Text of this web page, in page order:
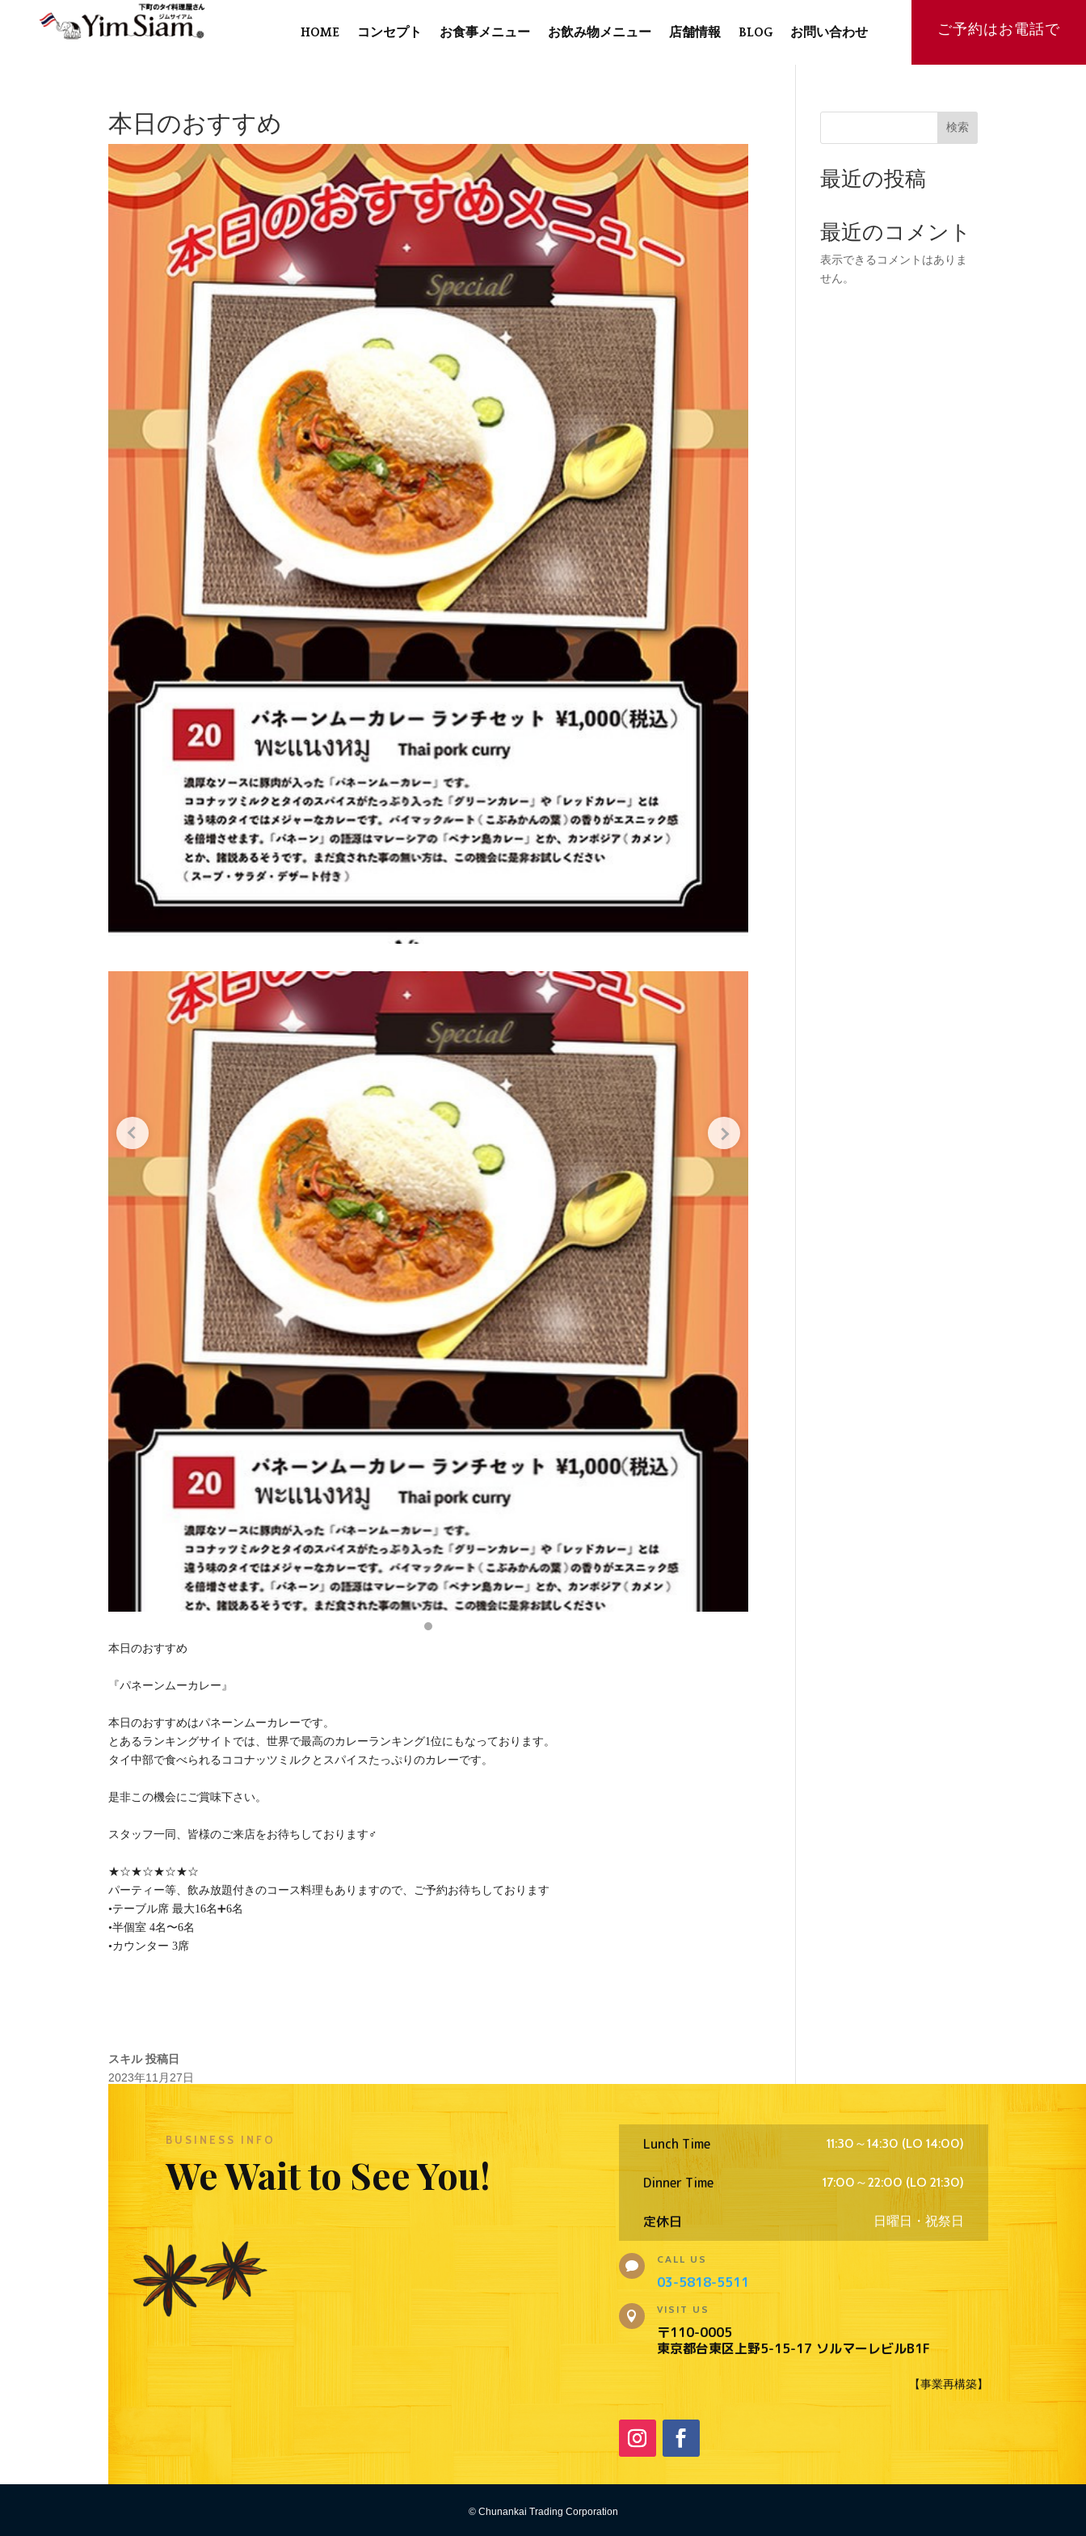
HOME コンセプト お食事メニュー お飲み物メニュー 店舗情報 BLOG お問い合わせ ご予約はお電話で
本日のおすすめ
本日のおすすめ
『パネーンムーカレー』
本日のおすすめはパネーンムーカレーです。
とあるランキングサイトでは、世界で最高のカレーランキング1位にもなっております。
タイ中部で食べられるココナッツミルクとスパイスたっぷりのカレーです。
是非この機会にご賞味下さい。
スタッフ一同、皆様のご来店をお待ちしております‍♂️
★☆★☆★☆★☆
パーティー等、飲み放題付きのコース料理もありますので、ご予約お待ちしております
•テーブル席 最大16名➕6名
•半個室 4名〜6名
•カウンター 3席
スキル 投稿日
2023年11月27日
検索
最近の投稿
最近のコメント
表示できるコメントはありま
せん。
BUSINESS INFO
We Wait to See You!
Lunch Time 11:30～14:30 (LO 14:00)
Dinner Time 17:00～22:00 (LO 21:30)
定休日 日曜日・祝祭日

CALL US
03-5818-5511

VISIT US
〒110-0005
東京都台東区上野5-15-17 ソルマーレビルB1F
【事業再構築】
© Chunankai Trading Corporation